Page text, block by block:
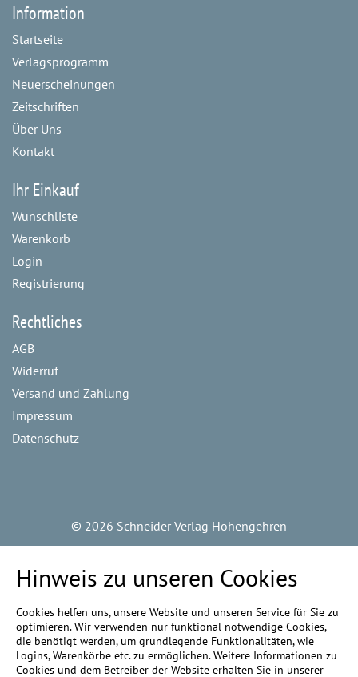
Information
Startseite
Verlagsprogramm
Neuerscheinungen
Zeitschriften
Über Uns
Kontakt
Ihr Einkauf
Wunschliste
Warenkorb
Login
Registrierung
Rechtliches
AGB
Widerruf
Versand und Zahlung
Impressum
Datenschutz
© 2026 Schneider Verlag Hohengehren
Hinweis zu unseren Cookies
Cookies helfen uns, unsere Website und unseren Service für Sie zu
optimieren. Wir verwenden nur funktional notwendige Cookies,
die benötigt werden, um grundlegende Funktionalitäten, wie
Logins, Warenkörbe etc. zu ermöglichen. Weitere Informationen zu
Cookies und dem Betreiber der Website erhalten Sie in unserer